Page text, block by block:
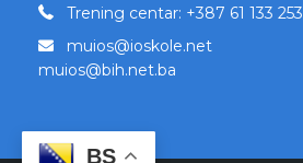
Trening centar: +387 61 133 253
muios@ioskole.net
muios@bih.net.ba
BS